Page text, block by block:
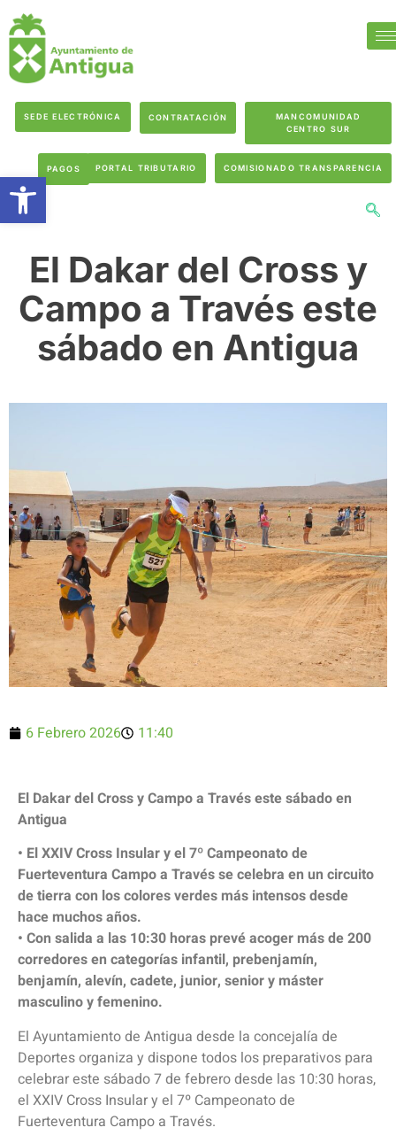
SEDE ELECTRÓNICA CONTRATACIÓN
MANCOMUNIDAD
CENTRO SUR
PAGOS PORTAL TRIBUTARIO COMISIONADO TRANSPARENCIA
El Dakar del Cross y
Campo a Través este
sábado en Antigua
6 Febrero 2026 11:40
El Dakar del Cross y Campo a Través este sábado en
Antigua
• El XXIV Cross Insular y el 7º Campeonato de
Fuerteventura Campo a Través se celebra en un circuito
de tierra con los colores verdes más intensos desde
hace muchos años.
• Con salida a las 10:30 horas prevé acoger más de 200
corredores en categorías infantil, prebenjamín,
benjamín, alevín, cadete, junior, senior y máster
masculino y femenino.
El Ayuntamiento de Antigua desde la concejalía de
Deportes organiza y dispone todos los preparativos para
celebrar este sábado 7 de febrero desde las 10:30 horas,
el XXIV Cross Insular y el 7º Campeonato de
Fuerteventura Campo a Través.
Abrir barra de herramientas